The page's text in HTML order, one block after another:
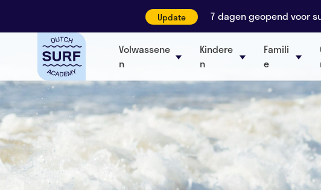
Update 7 dagen geopend voor
Volwassene
n
Kindere
n
Famili
e